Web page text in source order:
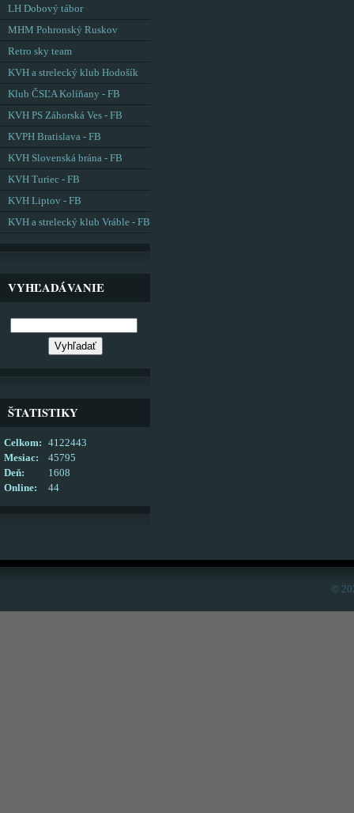
LH Dobový tábor
MHM Pohronský Ruskov
Retro sky team
KVH a strelecký klub Hodošík
Klub ČSĽA Kolíňany - FB
KVH PS Záhorská Ves - FB
KVPH Bratislava - FB
KVH Slovenská brána - FB
KVH Turiec - FB
KVH Liptov - FB
KVH a strelecký klub Vráble - FB
VYHĽADÁVANIE
ŠTATISTIKY
Online: 44
Celkom:
4122443
Mesiac:
45795
Deň:
1608
©